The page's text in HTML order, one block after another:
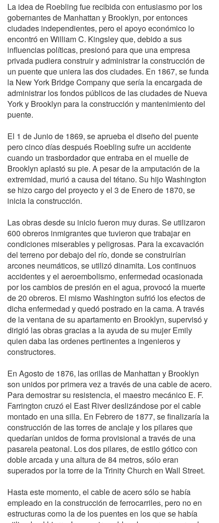
La idea de Roebling fue recibida con entusiasmo por los
gobernantes de Manhattan y Brooklyn, por entonces
ciudades independientes, pero el apoyo económico lo
encontró en William C. Kingsley que, debido a sus
influencias políticas, presionó para que una empresa
privada pudiera construir y administrar la construcción de
un puente que uniera las dos ciudades. En 1867, se funda
la New York Bridge Company que sería la encargada de
administrar los fondos públicos de las ciudades de Nueva
York y Brooklyn para la construcción y mantenimiento del
puente.
El 1 de Junio de 1869, se aprueba el diseño del puente
pero cinco días después Roebling sufre un accidente
cuando un trasbordador que entraba en el muelle de
Brooklyn aplastó su pie. A pesar de la amputación de la
extremidad, murió a causa del tétano. Su hijo Washington
se hizo cargo del proyecto y el 3 de Enero de 1870, se
inicia la construcción.
Las obras desde su inicio fueron muy duras. Se utilizaron
600 obreros inmigrantes que tuvieron que trabajar en
condiciones miserables y peligrosas. Para la excavación
del terreno por debajo del río, donde se construirían
arcones neumáticos, se utilizó dinamita. Los continuos
accidentes y el aeroembolismo, enfermedad ocasionada
por los cambios de presión en el agua, provocó la muerte
de 20 obreros. El mismo Washington sufrió los efectos de
dicha enfermedad y quedó postrado en la cama. A través
de la ventana de su apartamento en Brooklyn, supervisó y
dirigió las obras gracias a la ayuda de su mujer Emily
quien daba las ordenes pertinentes a ingenieros y
constructores.
En Agosto de 1876, las orillas de Manhattan y Brooklyn
son unidos por primera vez a través de una cable de acero.
Para demostrar su resistencia, el maestro mecánico E. F.
Farrington cruzó el East River deslizándose por el cable
montado en una silla. En Febrero de 1877, se finalizaría la
construcción de las torres de anclaje y los pilares que
quedarían unidos de forma provisional a través de una
pasarela peatonal. Los dos pilares, de estilo gótico con
doble arcada y una altura de 84 metros, sólo eran
superados por la torre de la Trinity Church en Wall Street.
Hasta este momento, el cable de acero sólo se había
empleado en la construcción de ferrocarriles, pero no en
estructuras como la de los puentes en los que se había